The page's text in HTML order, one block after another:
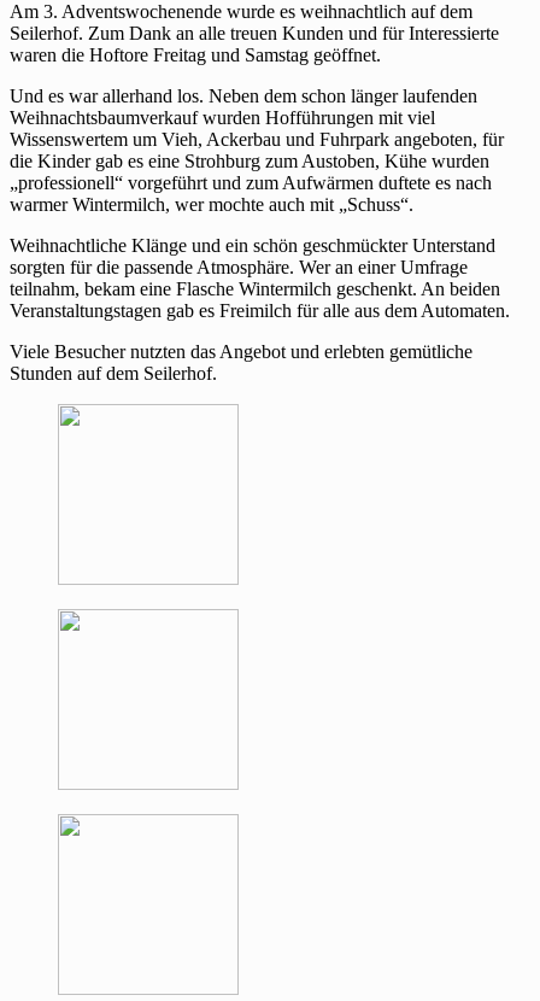
Am 3. Adventswochenende wurde es weihnachtlich auf dem
Seilerhof. Zum Dank an alle treuen Kunden und für Interessierte
waren die Hoftore Freitag und Samstag geöffnet.
Und es war allerhand los. Neben dem schon länger laufenden
Weihnachtsbaumverkauf wurden Hofführungen mit viel
Wissenswertem um Vieh, Ackerbau und Fuhrpark angeboten, für
die Kinder gab es eine Strohburg zum Austoben, Kühe wurden
„professionell“ vorgeführt und zum Aufwärmen duftete es nach
warmer Wintermilch, wer mochte auch mit „Schuss“.
Weihnachtliche Klänge und ein schön geschmückter Unterstand
sorgten für die passende Atmosphäre. Wer an einer Umfrage
teilnahm, bekam eine Flasche Wintermilch geschenkt. An beiden
Veranstaltungstagen gab es Freimilch für alle aus dem Automaten.
Viele Besucher nutzten das Angebot und erlebten gemütliche
Stunden auf dem Seilerhof.